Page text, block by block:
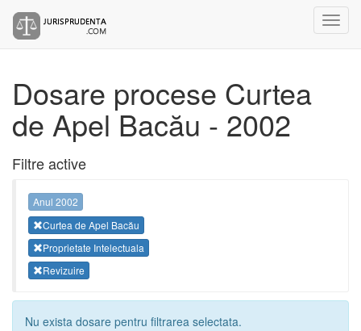
Dosare procese Curtea
de Apel Bacău - 2002
Filtre active
Anul 2002
Curtea de Apel Bacău
Proprietate Intelectuala
Revizuire
Nu exista dosare pentru filtrarea selectata.